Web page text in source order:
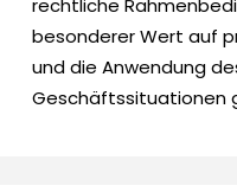
besonderer Wert auf
und die Anwendung
Geschäftssituationen